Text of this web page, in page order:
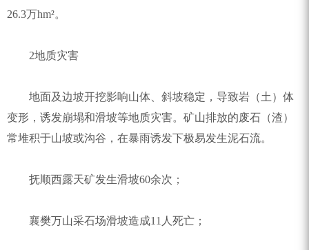
26.3万hm²。
2地质灾害
地面及边坡开挖影响山体、斜坡稳定，导致岩（土）体
变形，诱发崩塌和滑坡等地质灾害。矿山排放的废石（渣）
常堆积于山坡或沟谷，在暴雨诱发下极易发生泥石流。
抚顺西露天矿发生滑坡60余次；
襄樊万山采石场滑坡造成11人死亡；